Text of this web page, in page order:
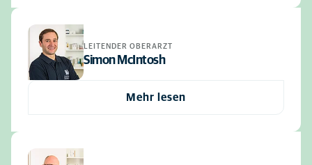
LEITENDER OBERARZT
Simon McIntosh
Mehr lesen